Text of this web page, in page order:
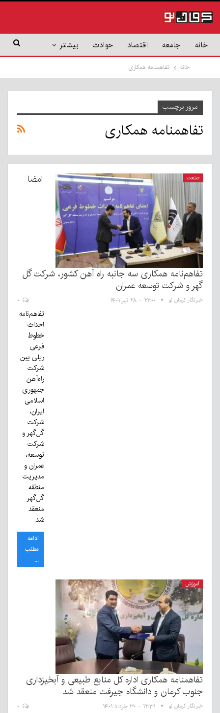
خانه جامعه اقتصاد حوادث بیشتر
خانه تفاهمنامه همکاری
مرور برچسب
تفاهمنامه همکاری
صنعت امضا
تفاهم‌نامه همکاری سه جانبه راه آهن کشور، شرکت گل
گهر و شرکت توسعه عمران
خبرنگار کرمان نو ۲۲:۰۰ - ۲۸ تیر ۱۴۰۱
تفاهم‌نامه‌
احداث
خطوط
فرعی
ریلی بین
شرکت
راه‌آهن
جمهوری
اسلامی
ایران،
شرکت
گل‌گهر و
شرکت
توسعه،
عمران و
مدیریت
منطقه
گل‌گهر
منعقد
شد.
ادامه
مطلب
...
آموزش
تفاهمنامه همکاری اداره کل منابع طبیعی و آبخیزداری
جنوب کرمان و دانشگاه جیرفت منعقد شد
خبرنگار کرمان نو ۱۲:۳۱ - ۳۰ خرداد ۱۴۰۱